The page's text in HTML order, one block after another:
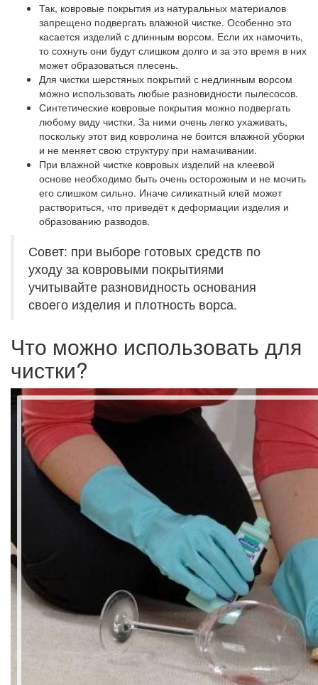
Так, ковровые покрытия из натуральных материалов
запрещено подвергать влажной чистке. Особенно это
касается изделий с длинным ворсом. Если их намочить,
то сохнуть они будут слишком долго и за это время в них
может образоваться плесень.
Для чистки шерстяных покрытий с недлинным ворсом
можно использовать любые разновидности пылесосов.
Синтетические ковровые покрытия можно подвергать
любому виду чистки. За ними очень легко ухаживать,
поскольку этот вид ковролина не боится влажной уборки
и не меняет свою структуру при намачивании.
При влажной чистке ковровых изделий на клеевой
основе необходимо быть очень осторожным и не мочить
его слишком сильно. Иначе силикатный клей может
раствориться, что приведёт к деформации изделия и
образованию разводов.
Совет: при выборе готовых средств по
уходу за ковровыми покрытиями
учитывайте разновидность основания
своего изделия и плотность ворса.
Что можно использовать для
чистки?